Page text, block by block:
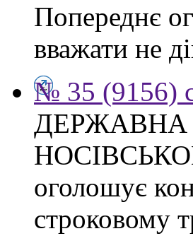
Попереднє
вважати не
№ 35 (9156)
ДЕРЖАВНА
оголошує
строковому